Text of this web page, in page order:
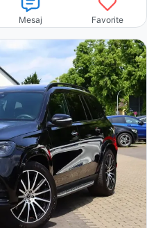
Mesaj Favorite